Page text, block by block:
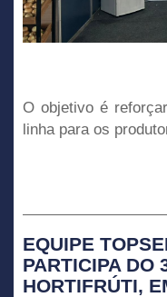
O objetivo é
linha para os
EQUIPE
PARTICIPA DO
HORTIFRÚTI,